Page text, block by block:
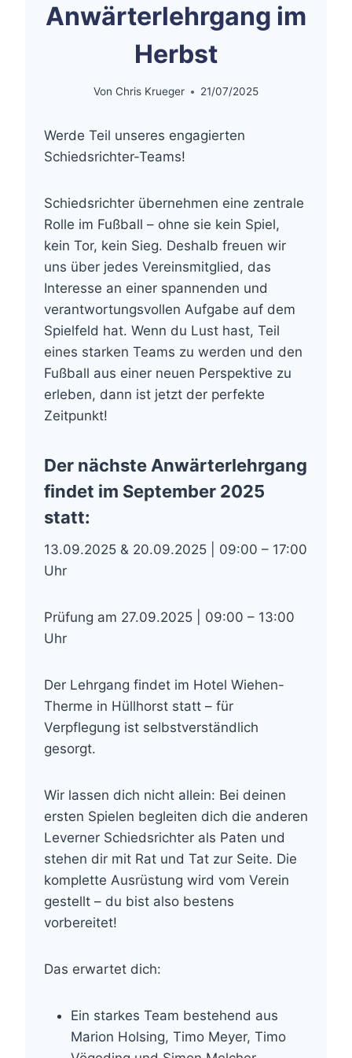
Anwärterlehrgang im
Herbst
Von Chris Krueger 21/07/2025
Werde Teil unseres engagierten
Schiedsrichter-Teams!
Schiedsrichter übernehmen eine zentrale
Rolle im Fußball – ohne sie kein Spiel,
kein Tor, kein Sieg. Deshalb freuen wir
uns über jedes Vereinsmitglied, das
Interesse an einer spannenden und
verantwortungsvollen Aufgabe auf dem
Spielfeld hat. Wenn du Lust hast, Teil
eines starken Teams zu werden und den
Fußball aus einer neuen Perspektive zu
erleben, dann ist jetzt der perfekte
Zeitpunkt!
Der nächste Anwärterlehrgang
findet im September 2025
statt:
13.09.2025 & 20.09.2025 | 09:00 – 17:00
Uhr
Prüfung am 27.09.2025 | 09:00 – 13:00
Uhr
Der Lehrgang findet im Hotel Wiehen-
Therme in Hüllhorst statt – für
Verpflegung ist selbstverständlich
gesorgt.
Wir lassen dich nicht allein: Bei deinen
ersten Spielen begleiten dich die anderen
Leverner Schiedsrichter als Paten und
stehen dir mit Rat und Tat zur Seite. Die
komplette Ausrüstung wird vom Verein
gestellt – du bist also bestens
vorbereitet!
Das erwartet dich:
Ein starkes Team bestehend aus
Marion Holsing, Timo Meyer, Timo